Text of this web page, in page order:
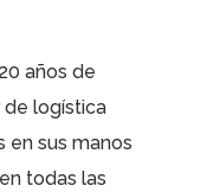
años de
de logística
en sus manos
todas las